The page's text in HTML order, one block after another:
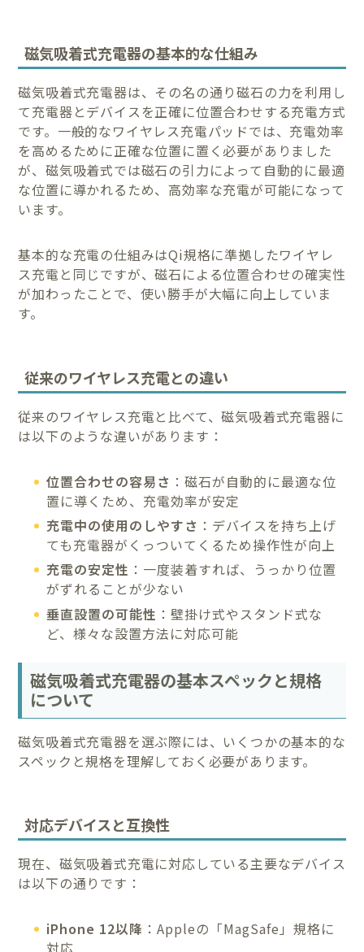
磁気吸着式充電器の基本的な仕組み
磁気吸着式充電器は、その名の通り磁石の力を利用し
て充電器とデバイスを正確に位置合わせする充電方式
です。一般的なワイヤレス充電パッドでは、充電効率
を高めるために正確な位置に置く必要がありました
が、磁気吸着式では磁石の引力によって自動的に最適
な位置に導かれるため、高効率な充電が可能になって
います。
基本的な充電の仕組みはQi規格に準拠したワイヤレ
ス充電と同じですが、磁石による位置合わせの確実性
が加わったことで、使い勝手が大幅に向上していま
す。
従来のワイヤレス充電との違い
従来のワイヤレス充電と比べて、磁気吸着式充電器に
は以下のような違いがあります：
位置合わせの容易さ ：磁石が自動的に最適な位
置に導くため、充電効率が安定
充電中の使用のしやすさ ：デバイスを持ち上げ
ても充電器がくっついてくるため操作性が向上
充電の安定性 ：一度装着すれば、うっかり位置
がずれることが少ない
垂直設置の可能性 ：壁掛け式やスタンド式な
ど、様々な設置方法に対応可能
磁気吸着式充電器の基本スペックと規格
について
磁気吸着式充電器を選ぶ際には、いくつかの基本的な
スペックと規格を理解しておく必要があります。
対応デバイスと互換性
現在、磁気吸着式充電に対応している主要なデバイス
は以下の通りです：
iPhone 12以降 ：Appleの「MagSafe」規格に
対応